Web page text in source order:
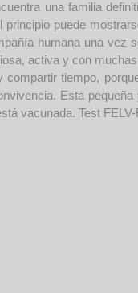
una familia
principio puede
humana una vez
activa y con
compartir tiempo,
Esta
vacunada. Test